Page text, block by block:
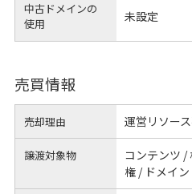
中古ドメインの
使用
未設定
売買情報
売却理由 運営リソー
譲渡対象物
コンテンツ /
権 / ドメイン